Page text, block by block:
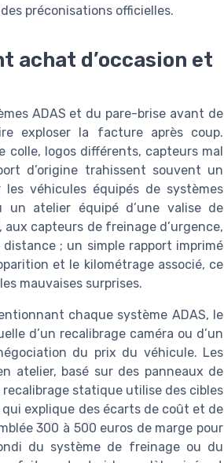
préconisations officielles.
achat d’occasion et
ADAS et du pare-brise avant de
exploser la facture après coup.
logos différents, capteurs mal
d’origine trahissent souvent un
véhicules équipés de systèmes
un atelier équipé d’une valise de
capteurs de freinage d’urgence,
; un simple rapport imprimé
et le kilométrage associé, ce
mauvaises surprises.
chaque système ADAS, le
d’un recalibrage caméra ou d’un
du prix du véhicule. Les
atelier, basé sur des panneaux de
statique utilise des cibles
explique des écarts de coût et de
300 à 500 euros de marge pour
du système de freinage ou du